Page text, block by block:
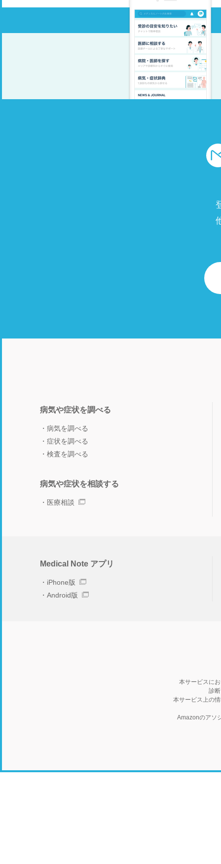
病気や症状を調べる
病気を調べる
症状を調べる
検査を調べる
病気や症状を相談する
医療相談
Medical Note アプリ
iPhone版
Android版
本サービスに
診
本サービス上の
Amazonのアソ